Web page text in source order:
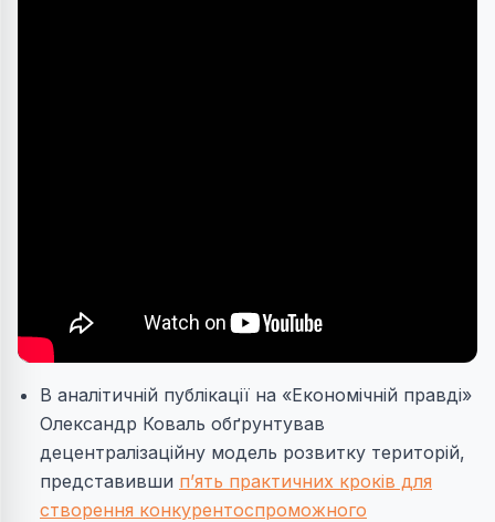
В аналітичній публікації на «Економічній правді»
Олександр Коваль обґрунтував
децентралізаційну модель розвитку територій,
представивши п’ять практичних кроків для
створення конкурентоспроможного